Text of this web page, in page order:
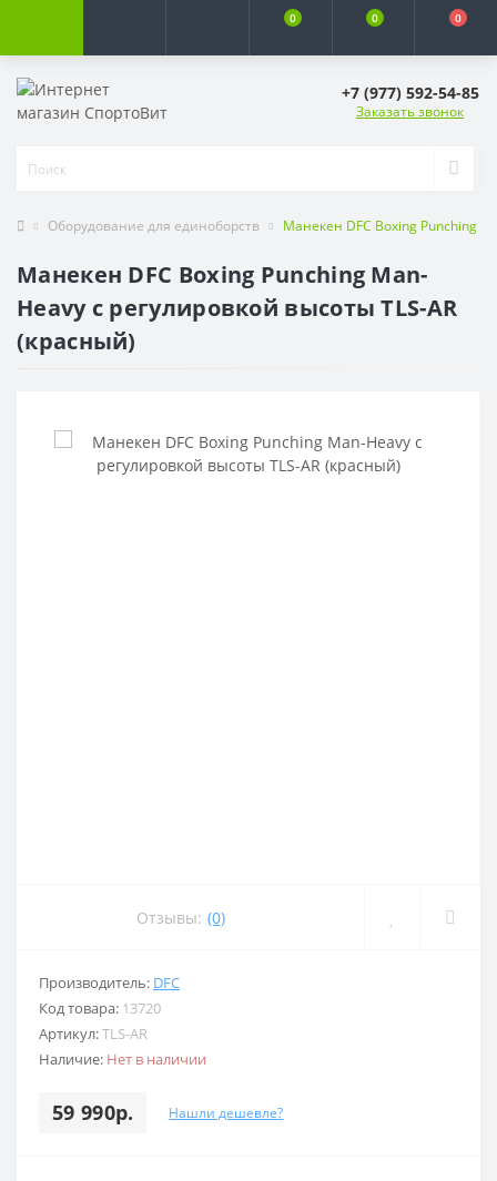
0 0 0
+7 (977) 592-54-85
Заказать звонок
Оборудование для единоборств Манекен DFC Boxing Punching
Манекен DFC Boxing Punching Man-
Heavy c регулировкой высоты TLS-AR
(красный)
Отзывы: (0)
Производитель: DFC
Код товара: 13720
Артикул:TLS-AR
Наличие: Нет в наличии
59 990р. Нашли дешевле?